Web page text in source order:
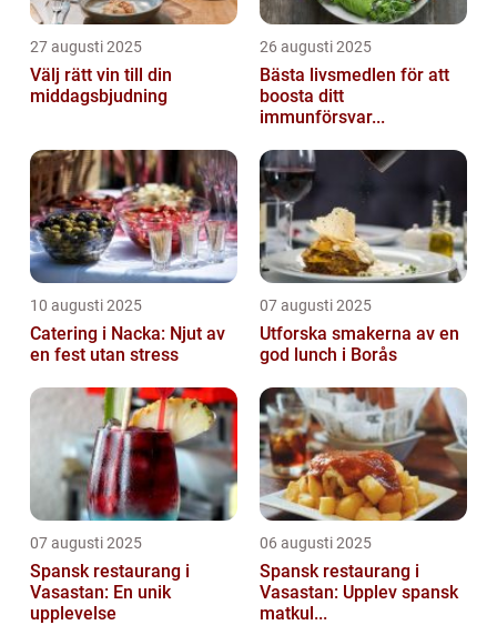
27 augusti 2025
Välj rätt vin till din
middagsbjudning
26 augusti 2025
Bästa livsmedlen för att
boosta ditt
immunförsvar...
10 augusti 2025
Catering i Nacka: Njut av
en fest utan stress
07 augusti 2025
Utforska smakerna av en
god lunch i Borås
07 augusti 2025
Spansk restaurang i
Vasastan: En unik
upplevelse
06 augusti 2025
Spansk restaurang i
Vasastan: Upplev spansk
matkul...